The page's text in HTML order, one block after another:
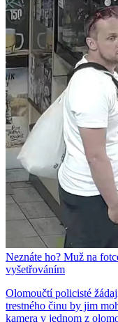
Neznáte ho? Muž na
vyšetřováním
Olomoučtí policisté
trestného činu by jim
kamera v jednom z